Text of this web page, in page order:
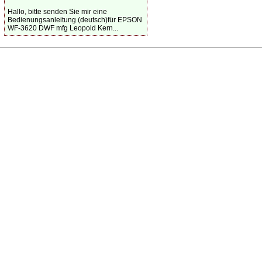
Hallo, bitte senden Sie mir eine
Bedienungsanleitung (deutsch)für EPSON
WF-3620 DWF mfg Leopold Kern...